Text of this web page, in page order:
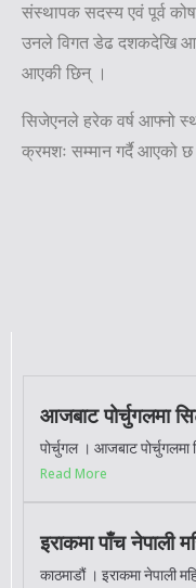
संस्थापक सदस्य एवं पूर्व
उनले विगत डेढ दशकदेखि
आएकी छिन् ।
सिजेएनले हरेक वर्ष आफ्नो
क्रमशः सम्मान गर्दै आएको छ
आजबाट पोर्चुगलमा
पोर्चुगल । आजबाट पोर्चुगलमा
Read More
इराकमा पाँच नेपाली
काठमाडौं । इराकमा नेपाली